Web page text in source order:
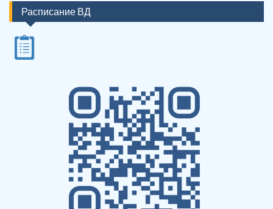
Расписание ВД